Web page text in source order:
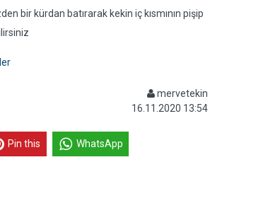
bir kürdan batırarak kekin iç kısmının pişip
mervetekin
16.11.2020 13:54
Pin this WhatsApp